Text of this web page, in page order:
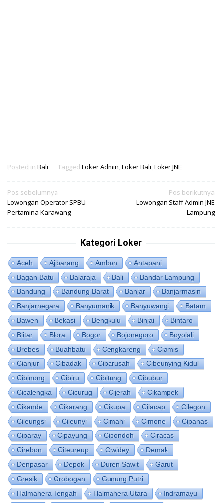
Posted in Bali Tagged Loker Admin Loker Bali Loker JNE
Navigasi
pos
Pos sebelumnya
Lowongan Operator SPBU
Pertamina Karawang
Pos berikutnya
Lowongan Staff Admin JNE
Lampung
Kategori Loker
Aceh Ajibarang Ambon
Antapani
Bagan Batu
Balaraja Bali
Bandar Lampung
Bandung
Bandung Barat Banjar
Banjarmasin
Banjarnegara
Banyumanik Banyuwangi
Batam
Bawen
Bekasi Bengkulu Binjai
Bintaro
Blitar
Blora Bogor Bojonegoro
Boyolali
Brebes
Buahbatu Cengkareng
Ciamis
Cianjur
Cibadak Cibarusah
Cibeunying Kidul
Cibinong
Cibiru Cibitung
Cibubur
Cicalengka
Cicurug Cijerah
Cikampek
Cikande
Cikarang Cikupa Cilacap
Cilegon
Cileungsi
Cileunyi Cimahi Cimone
Cipanas
Ciparay
Cipayung Cipondoh
Ciracas
Cirebon
Citeureup Ciwidey
Demak
Denpasar
Depok Duren Sawit
Garut
Gresik
Grobogan
Gunung Putri
Halmahera Tengah
Halmahera Utara
Indramayu